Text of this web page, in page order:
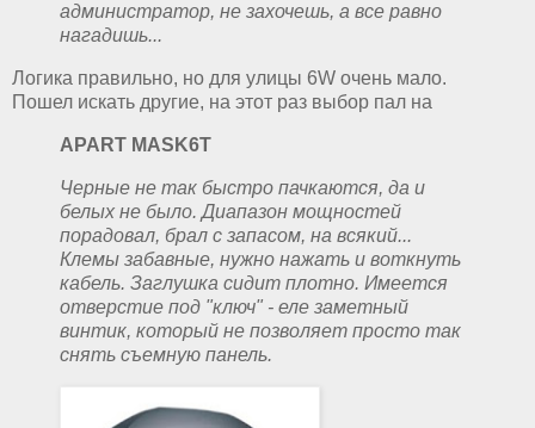
администратор, не захочешь, а все равно
нагадишь...
Логика правильно, но для улицы 6W очень мало.
Пошел искать другие, на этот раз выбор пал на
APART MASK6T
Черные не так быстро пачкаются, да и
белых не было. Диапазон мощностей
порадовал, брал с запасом, на всякий...
Клемы забавные, нужно нажать и воткнуть
кабель. Заглушка сидит плотно. Имеется
отверстие под "ключ" - еле заметный
винтик, который не позволяет просто так
снять съемную панель.